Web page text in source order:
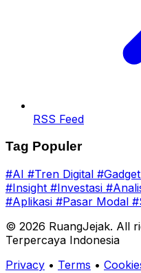
RSS Feed
Tag Populer
#AI #Tren Digital #Gadget
#Insight #Investasi
#Aplikasi #Pasar Modal
© 2026 RuangJejak. All
Terpercaya Indonesia
Privacy • Terms •